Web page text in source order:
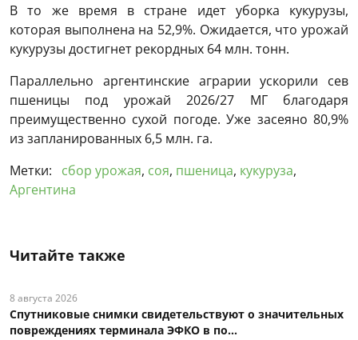
В то же время в стране идет уборка кукурузы,
которая выполнена на 52,9%. Ожидается, что урожай
кукурузы достигнет рекордных 64 млн. тонн.
Параллельно аргентинские аграрии ускорили сев
пшеницы под урожай 2026/27 МГ благодаря
преимущественно сухой погоде. Уже засеяно 80,9%
из запланированных 6,5 млн. га.
Метки:
сбор урожая, соя, пшеница, кукуруза,
Аргентина
Читайте также
8 августа 2026
Спутниковые снимки свидетельствуют о значительных
повреждениях терминала ЭФКО в по...